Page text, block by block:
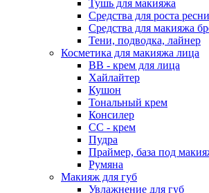
Тушь для макияжа
Средства для роста
Средства для макияжа
Тени, подводка, лайнер
Косметика для макияжа лица
ВВ - крем для лица
Хайлайтер
Кушон
Тональный крем
Консилер
СС - крем
Пудра
Праймер, база под
Румяна
Макияж для губ
Увлажнение для губ